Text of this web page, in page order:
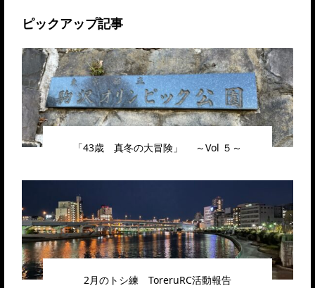
ピックアップ記事
「43歳 真冬の大冒険」 ～Vol ５～
2月のトシ練 ToreruRC活動報告